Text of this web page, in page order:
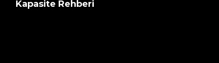
Kapasite Rehberi